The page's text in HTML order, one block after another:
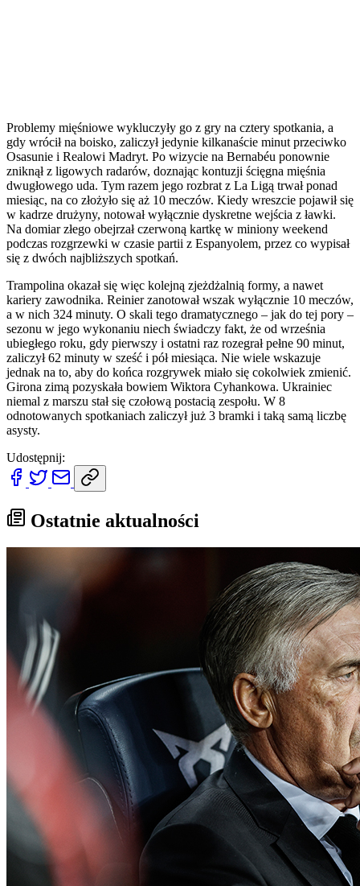
Problemy mięśniowe wykluczyły go z gry na cztery spotkania, a
gdy wrócił na boisko, zaliczył jedynie kilkanaście minut przeciwko
Osasunie i Realowi Madryt. Po wizycie na Bernabéu ponownie
zniknął z ligowych radarów, doznając kontuzji ścięgna mięśnia
dwugłowego uda. Tym razem jego rozbrat z La Ligą trwał ponad
miesiąc, na co złożyło się aż 10 meczów. Kiedy wreszcie pojawił się
w kadrze drużyny, notował wyłącznie dyskretne wejścia z ławki.
Na domiar złego obejrzał czerwoną kartkę w miniony weekend
podczas rozgrzewki w czasie partii z Espanyolem, przez co wypisał
się z dwóch najbliższych spotkań.
Trampolina okazał się więc kolejną zjeżdżalnią formy, a nawet
kariery zawodnika. Reinier zanotował wszak wyłącznie 10 meczów,
a w nich 324 minuty. O skali tego dramatycznego – jak do tej pory –
sezonu w jego wykonaniu niech świadczy fakt, że od września
ubiegłego roku, gdy pierwszy i ostatni raz rozegrał pełne 90 minut,
zaliczył 62 minuty w sześć i pół miesiąca. Nie wiele wskazuje
jednak na to, aby do końca rozgrywek miało się cokolwiek zmienić.
Girona zimą pozyskała bowiem Wiktora Cyhankowa. Ukrainiec
niemal z marszu stał się czołową postacią zespołu. W 8
odnotowanych spotkaniach zaliczył już 3 bramki i taką samą liczbę
asysty.
Udostępnij:
Ostatnie aktualności